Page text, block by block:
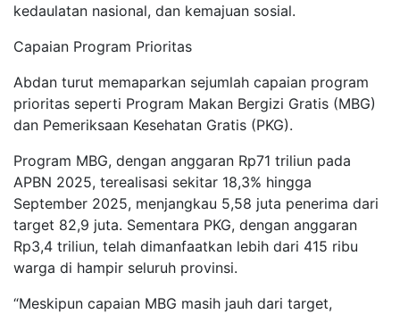
kedaulatan nasional, dan kemajuan sosial.
Capaian Program Prioritas
Abdan turut memaparkan sejumlah capaian program
prioritas seperti Program Makan Bergizi Gratis (MBG)
dan Pemeriksaan Kesehatan Gratis (PKG).
Program MBG, dengan anggaran Rp71 triliun pada
APBN 2025, terealisasi sekitar 18,3% hingga
September 2025, menjangkau 5,58 juta penerima dari
target 82,9 juta. Sementara PKG, dengan anggaran
Rp3,4 triliun, telah dimanfaatkan lebih dari 415 ribu
warga di hampir seluruh provinsi.
“Meskipun capaian MBG masih jauh dari target,